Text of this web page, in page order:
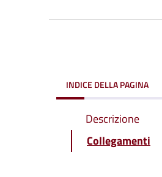
INDICE DELLA PAGINA
Descrizione
Collegamenti